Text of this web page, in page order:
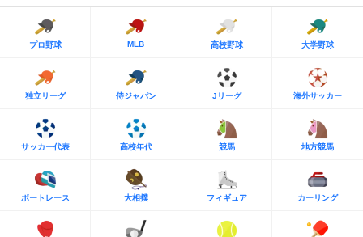
プロ野球 MLB 高校野球 大学野球
独立リーグ 侍ジャパン Jリーグ 海外サッカー
サッカー代表 高校年代 競馬 地方競馬
ボートレース 大相撲 フィギュア カーリング